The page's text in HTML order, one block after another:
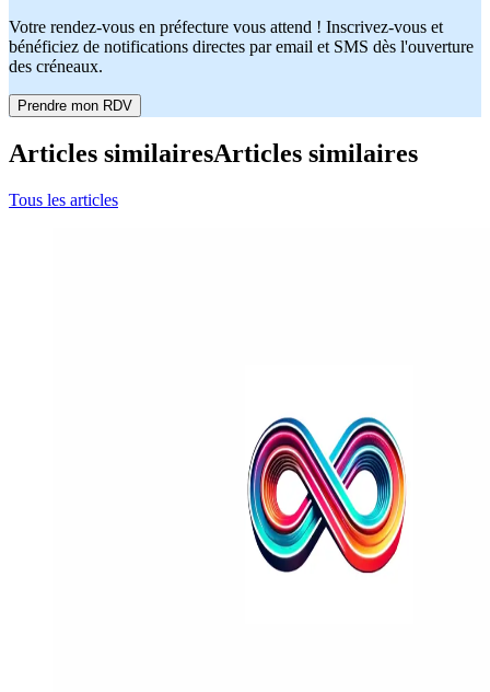
Votre rendez-vous en préfecture vous attend ! Inscrivez-vous et
bénéficiez de notifications directes par email et SMS dès l'ouverture
des créneaux.
Prendre mon RDV
Articles similairesArticles similaires
Tous les articles